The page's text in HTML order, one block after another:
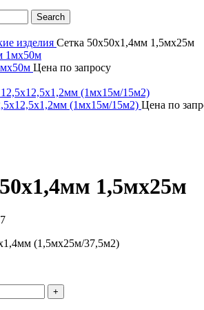
Search
изделия Сетка 50х50х1,4мм 1,5мх25м
Цена по запросу
(1мх15м/15м2) Цена по
1,5мх25м
(1,5мх25м/37,5м2)